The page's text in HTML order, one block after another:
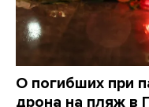
О погибших при
дрона на пляж в